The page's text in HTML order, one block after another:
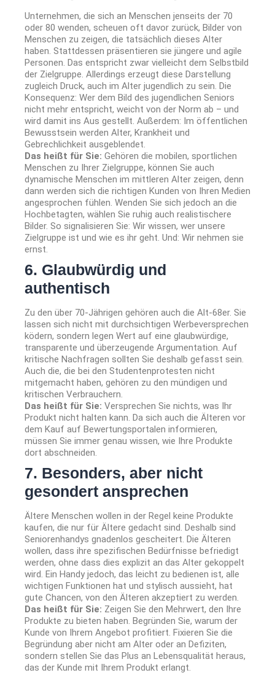
Unternehmen, die sich an Menschen jenseits der 70
oder 80 wenden, scheuen oft davor zurück, Bilder von
Menschen zu zeigen, die tatsächlich dieses Alter
haben. Stattdessen präsentieren sie jüngere und agile
Personen. Das entspricht zwar vielleicht dem Selbstbild
der Zielgruppe. Allerdings erzeugt diese Darstellung
zugleich Druck, auch im Alter jugendlich zu sein. Die
Konsequenz: Wer dem Bild des jugendlichen Seniors
nicht mehr entspricht, weicht von der Norm ab – und
wird damit ins Aus gestellt. Außerdem: Im öffentlichen
Bewusstsein werden Alter, Krankheit und
Gebrechlichkeit ausgeblendet.
Das heißt für Sie: Gehören die mobilen, sportlichen
Menschen zu Ihrer Zielgruppe, können Sie auch
dynamische Menschen im mittleren Alter zeigen, denn
dann werden sich die richtigen Kunden von Ihren Medien
angesprochen fühlen. Wenden Sie sich jedoch an die
Hochbetagten, wählen Sie ruhig auch realistischere
Bilder. So signalisieren Sie: Wir wissen, wer unsere
Zielgruppe ist und wie es ihr geht. Und: Wir nehmen sie
ernst.
6. Glaubwürdig und
authentisch
Zu den über 70-Jährigen gehören auch die Alt-68er. Sie
lassen sich nicht mit durchsichtigen Werbeversprechen
ködern, sondern legen Wert auf eine glaubwürdige,
transparente und überzeugende Argumentation. Auf
kritische Nachfragen sollten Sie deshalb gefasst sein.
Auch die, die bei den Studentenprotesten nicht
mitgemacht haben, gehören zu den mündigen und
kritischen Verbrauchern.
Das heißt für Sie: Versprechen Sie nichts, was Ihr
Produkt nicht halten kann. Da sich auch die Älteren vor
dem Kauf auf Bewertungsportalen informieren,
müssen Sie immer genau wissen, wie Ihre Produkte
dort abschneiden.
7. Besonders, aber nicht
gesondert ansprechen
Ältere Menschen wollen in der Regel keine Produkte
kaufen, die nur für Ältere gedacht sind. Deshalb sind
Seniorenhandys gnadenlos gescheitert. Die Älteren
wollen, dass ihre spezifischen Bedürfnisse befriedigt
werden, ohne dass dies explizit an das Alter gekoppelt
wird. Ein Handy jedoch, das leicht zu bedienen ist, alle
wichtigen Funktionen hat und stylisch aussieht, hat
gute Chancen, von den Älteren akzeptiert zu werden.
Das heißt für Sie: Zeigen Sie den Mehrwert, den Ihre
Produkte zu bieten haben. Begründen Sie, warum der
Kunde von Ihrem Angebot profitiert. Fixieren Sie die
Begründung aber nicht am Alter oder an Defiziten,
sondern stellen Sie das Plus an Lebensqualität heraus,
das der Kunde mit Ihrem Produkt erlangt.